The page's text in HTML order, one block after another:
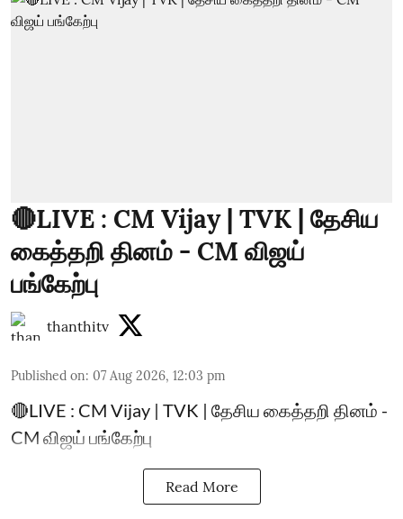
🔴LIVE : CM Vijay | TVK | தேசிய
கைத்தறி தினம் - CM விஜய்
பங்கேற்பு
thanthitv
Published on: 07 Aug 2026, 12:03 pm
🔴LIVE : CM Vijay | TVK | தேசிய கைத்தறி தினம் -
CM விஜய் பங்கேற்பு
Read More